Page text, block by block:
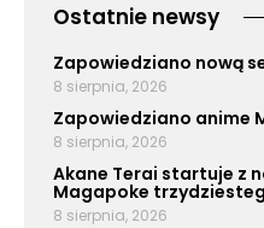
Ostatnie newsy
Zapowiedziano nową
8 sierpnia, 2026
Zapowiedziano anime
8 sierpnia, 2026
Akane Terai startuje z
Magapoke
8 sierpnia, 2026